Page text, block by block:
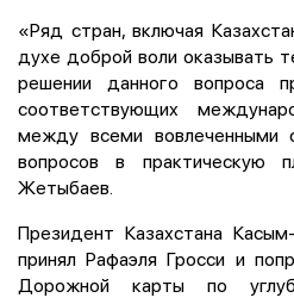
«Ряд стран, включая
духе доброй воли оказывать
решении данного вопроса
соответствующих
между всеми вовлеченными
вопросов в практическую
Жетыбаев.
Президент Казахстана
принял Рафаэля Гросси и
Дорожной карты по